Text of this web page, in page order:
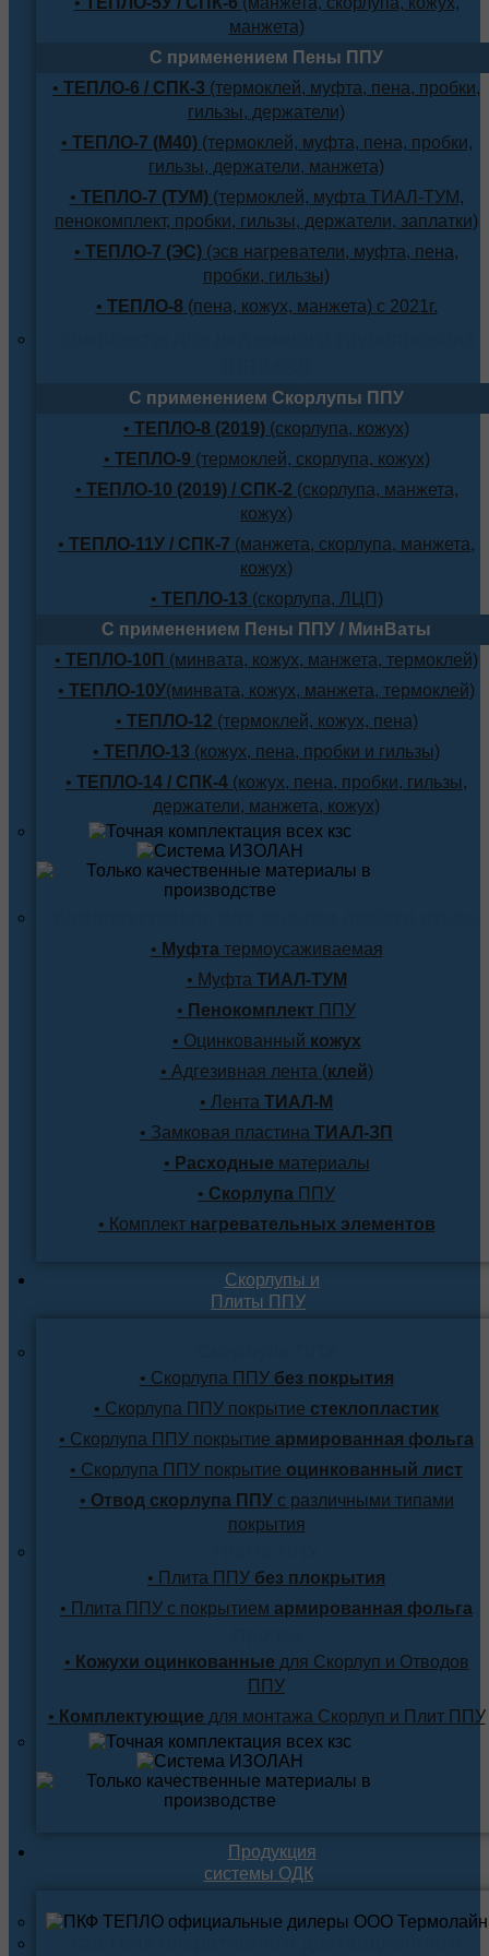
манжета)
С применением Пены ППУ
• ТЕПЛО-6 / СПК-3 (термоклей, муфта, пена, пробки,
гильзы, держатели)
• ТЕПЛО-7 (М40)(термоклей, муфта, пена, пробки,
гильзы, держатели, манжета)
• ТЕПЛО-7 (ТУМ)(термоклей, муфта ТИАЛ-ТУМ,
пенокомплект, пробки, гильзы, держатели, заплатки)
• ТЕПЛО-7 (ЭС) (эсв нагреватели, муфта, пена,
пробки, гильзы)
• ТЕПЛО-8 (пена, кожух, манжета) с 2021г.
С применением Скорлупы ППУ
• ТЕПЛО-8 (2019) (скорлупа, кожух)
• ТЕПЛО-9 (термоклей, скорлупа, кожух)
• ТЕПЛО-10 (2019) / СПК-2 (скорлупа, манжета,
кожух)
• ТЕПЛО-11У / СПК-7 (манжета, скорлупа, манжета,
кожух)
• ТЕПЛО-13 (скорлупа, ЛЦП)
С применением Пены ППУ / МинВаты
• ТЕПЛО-10П (минвата, кожух, манжета, термоклей)
• ТЕПЛО-10У(минвата, кожух, манжета, термоклей)
• ТЕПЛО-12 (термоклей, кожух, пена)
• ТЕПЛО-13 (кожух, пена, пробки и гильзы)
• ТЕПЛО-14 / СПК-4 (кожух, пена, пробки, гильзы,
держатели, манжета, кожух)
• Муфтатермоусаживаемая
• Муфта ТИАЛ-ТУМ
• Пенокомплект ППУ
• Оцинкованный кожух
• Адгезивная лента (клей)
• Лента ТИАЛ-М
• Замковая пластина ТИАЛ-ЗП
• Расходные материалы
• Скорлупа ППУ
• Комплектнагревательных элементов
Скорлупы и
Плиты ППУ
• Скорлупа ППУбез покрытия
• Скорлупа ППУ покрытие стеклопластик
• Скорлупа ППУ покрытие армированная фольга
• Скорлупа ППУ покрытие оцинкованный лист
• Отвод скорлупа ППУс различными типами
покрытия
• Плита ППУ без плокрытия
• Плита ППУ с покрытием армированная фольга
• Кожухи оцинкованные для Скорлуп и Отводов
ППУ
• Комплектующие для монтажа Скорлуп и Плит ППУ
Продукция
системы ОДК